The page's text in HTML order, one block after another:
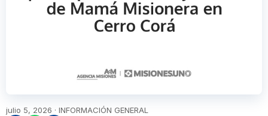
julio 5, 2026 · INFORMACIÓN GENERAL